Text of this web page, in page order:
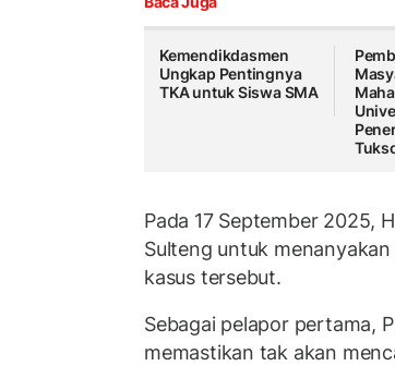
Kemendikdasmen
Ungkap Pentingnya
TKA untuk Siswa SMA
Pada 17 September 2025,
Sulteng untuk
kasus tersebut.
Sebagai pelapor pertama,
memastikan tak akan